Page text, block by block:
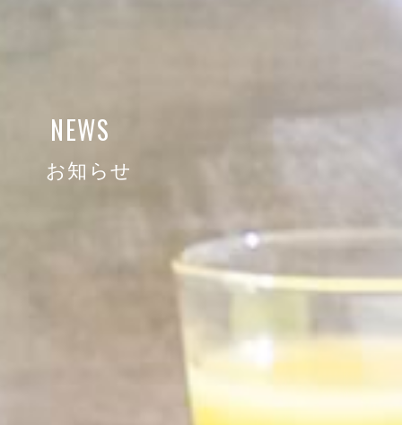
NEWS
お知らせ